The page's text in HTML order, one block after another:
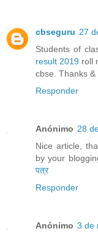
cbseguru 27
Students of
result 2019 roll
cbse. Thanks
Responder
Anónimo 28
Nice article,
by your
पत्र
Responder
Anónimo 3 de